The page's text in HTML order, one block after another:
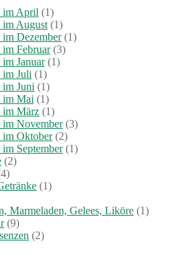
im April (1)
im August (1)
im Dezember(1)
im Februar(3)
Januar(1)
im Juli (1)
im Juni (1)
im Mai (1)
im März (1)
im November(3)
im Oktober(2)
September(1)
(2)
(1)
Marmeladen, Gelees, Liköre (1)
(9)
(2)